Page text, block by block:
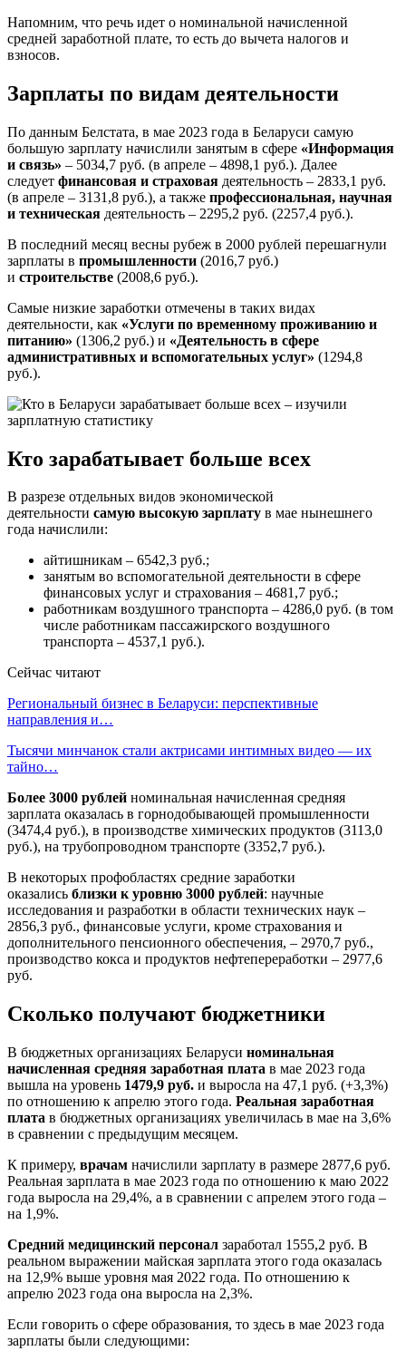
Напомним, что речь идет о номинальной начисленной
средней заработной плате, то есть до вычета налогов и
взносов.
Зарплаты по видам деятельности
По данным Белстата, в мае 2023 года в Беларуси самую
большую зарплату начислили занятым в сфере «Информация
и связь» – 5034,7 руб. (в апреле – 4898,1 руб.). Далее
следует финансовая и страховая деятельность – 2833,1 руб.
(в апреле – 3131,8 руб.), а также профессиональная, научная
и техническая деятельность – 2295,2 руб. (2257,4 руб.).
В последний месяц весны рубеж в 2000 рублей перешагнули
зарплаты в промышленности (2016,7 руб.)
и строительстве (2008,6 руб.).
Самые низкие заработки отмечены в таких видах
деятельности, как «Услуги по временному проживанию и
питанию» (1306,2 руб.) и «Деятельность в сфере
административных и вспомогательных услуг» (1294,8
руб.).
Кто зарабатывает больше всех
В разрезе отдельных видов экономической
деятельности самую высокую зарплату в мае нынешнего
года начислили:
айтишникам – 6542,3 руб.;
занятым во вспомогательной деятельности в сфере
финансовых услуг и страхования – 4681,7 руб.;
работникам воздушного транспорта – 4286,0 руб. (в том
числе работникам пассажирского воздушного
транспорта – 4537,1 руб.).
Сейчас читают
Региональный бизнес в Беларуси: перспективные
направления и…
Тысячи минчанок стали актрисами интимных видео — их
тайно…
Более 3000 рублей номинальная начисленная средняя
зарплата оказалась в горнодобывающей промышленности
(3474,4 руб.), в производстве химических продуктов (3113,0
руб.), на трубопроводном транспорте (3352,7 руб.).
В некоторых профобластях средние заработки
оказались близки к уровню 3000 рублей: научные
исследования и разработки в области технических наук –
2856,3 руб., финансовые услуги, кроме страхования и
дополнительного пенсионного обеспечения, – 2970,7 руб.,
производство кокса и продуктов нефтепереработки – 2977,6
руб.
Сколько получают бюджетники
В бюджетных организациях Беларуси номинальная
начисленная средняя заработная плата в мае 2023 года
вышла на уровень 1479,9 руб. и выросла на 47,1 руб. (+3,3%)
по отношению к апрелю этого года. Реальная заработная
плата в бюджетных организациях увеличилась в мае на 3,6%
в сравнении с предыдущим месяцем.
К примеру, врачам начислили зарплату в размере 2877,6 руб.
Реальная зарплата в мае 2023 года по отношению к маю 2022
года выросла на 29,4%, а в сравнении с апрелем этого года –
на 1,9%.
Средний медицинский персонал заработал 1555,2 руб. В
реальном выражении майская зарплата этого года оказалась
на 12,9% выше уровня мая 2022 года. По отношению к
апрелю 2023 года она выросла на 2,3%.
Если говорить о сфере образования, то здесь в мае 2023 года
зарплаты были следующими: